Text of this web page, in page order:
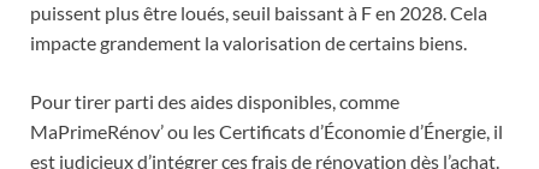
puissent plus être loués, seuil baissant à F en 2028. Cela
impacte grandement la valorisation de certains biens.
Pour tirer parti des aides disponibles, comme
MaPrimeRénov’ ou les Certificats d’Économie d’Énergie, il
est judicieux d’intégrer ces frais de rénovation dès l’achat.